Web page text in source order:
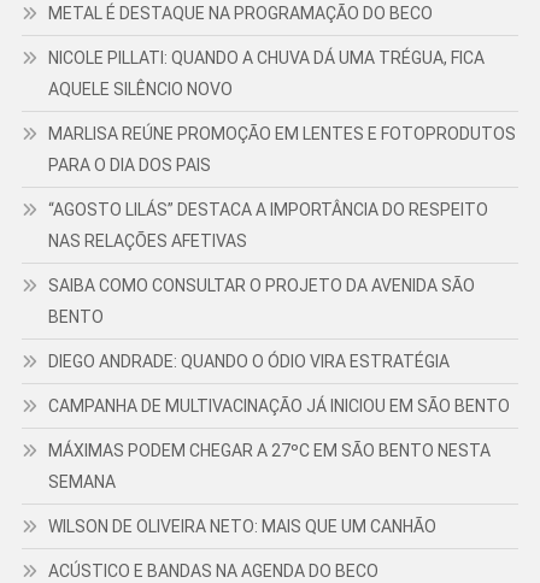
METAL É DESTAQUE NA PROGRAMAÇÃO DO BECO
NICOLE PILLATI: QUANDO A CHUVA DÁ UMA TRÉGUA, FICA
AQUELE SILÊNCIO NOVO
MARLISA REÚNE PROMOÇÃO EM LENTES E FOTOPRODUTOS
PARA O DIA DOS PAIS
“AGOSTO LILÁS” DESTACA A IMPORTÂNCIA DO RESPEITO
NAS RELAÇÕES AFETIVAS
SAIBA COMO CONSULTAR O PROJETO DA AVENIDA SÃO
BENTO
DIEGO ANDRADE: QUANDO O ÓDIO VIRA ESTRATÉGIA
CAMPANHA DE MULTIVACINAÇÃO JÁ INICIOU EM SÃO BENTO
MÁXIMAS PODEM CHEGAR A 27ºC EM SÃO BENTO NESTA
SEMANA
WILSON DE OLIVEIRA NETO: MAIS QUE UM CANHÃO
ACÚSTICO E BANDAS NA AGENDA DO BECO